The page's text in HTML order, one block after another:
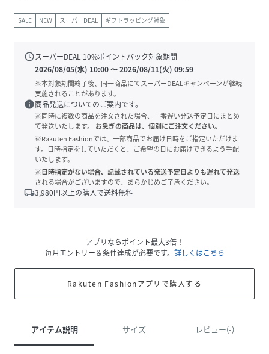
SALE NEW スーパーDEAL ギフトラッピング対象
scheduleスーパーDEAL 10%ポイントバック対象期間
2026/08/05(水) 10:00〜2026/08/11(火) 09:59
※本対象期間終了後、同一商品にてスーパーDEALキャンペーンが継続
実施されることがあります。
info商品発送についてのご案内です。
※同時に複数の商品を注文された場合、一番遅い発送予定日にまとめ
て発送いたします。
お急ぎの商品は、個別にご注文ください。
※Rakuten Fashionでは、一部商品でお届け日時をご指定いただけま
す。日時指定をしていただくと、ご希望の日にお届けできるよう手配
いたします。
※日時指定がない場合、記載されている発送予定日よりも遅れて発送
される場合がございますので、あらかじめご了承ください。
local_shipping3,980円以上の購入で送料無料
アプリならポイント最大3倍！
毎月エントリー＆条件達成が必要です。 詳しくはこちら
Rakuten Fashionアプリで購入する
アイテム説明 サイズ レビュー(-)